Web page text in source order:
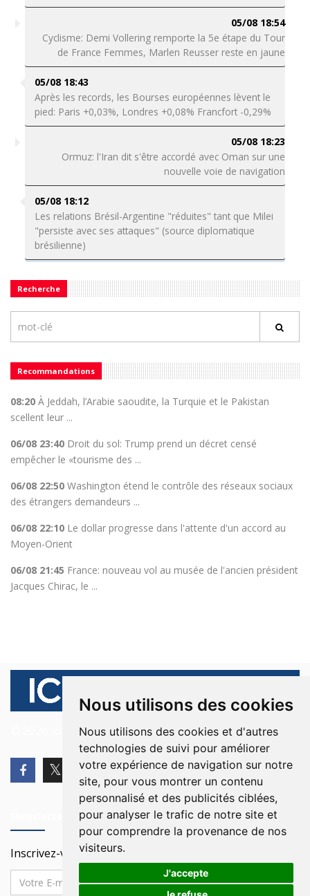
Nous utilisons des cookies
Nous utilisons des cookies et d'autres
technologies de suivi pour améliorer
votre expérience de navigation sur notre
site, pour vous montrer un contenu
personnalisé et des publicités ciblées,
pour analyser le trafic de notre site et
pour comprendre la provenance de nos
visiteurs.
J'accepte
05/08 18:54
Cyclisme: Demi Vollering remporte la 5e étape du Tour
de France Femmes, Marlen Reusser reste en jaune
05/08 18:43
Après les records, les Bourses européennes lèvent le
pied: Paris +0,03%, Londres +0,08% Francfort -0,29%
05/08 18:23
Ormuz: l'Iran dit s'être accordé avec Oman sur une
nouvelle voie de navigation
05/08 18:12
Les relations Brésil-Argentine "réduites" tant que Milei
"persiste avec ses attaques" (source diplomatique
brésilienne)
Recherche
Recommandations
08:20 À Jeddah, l’Arabie saoudite, la Turquie et le Pakistan
scellent leur ...
06/08 23:40 Droit du sol: Trump prend un décret censé
empêcher le «tourisme des ...
06/08 22:50 Washington étend le contrôle des réseaux sociaux
des étrangers demandeurs ...
06/08 22:10 Le dollar progresse dans l'attente d'un accord au
Moyen-Orient
06/08 21:45 France: nouveau vol au musée de l'ancien président
Jacques Chirac, le ...
© 2026 Ici Beyrouth. Tous les droits sont réservés.
Inscrivez-vous à notre Newsletter